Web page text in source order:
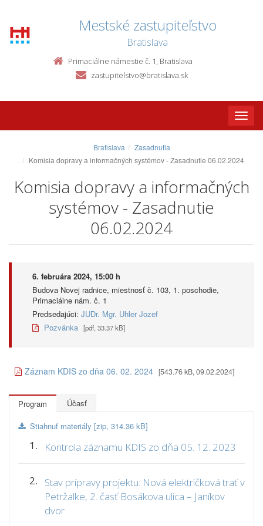
Mestské zastupiteľstvo
Bratislava
Primaciálne námestie č. 1, Bratislava
zastupitelstvo@bratislava.sk
Toggle
Bratislava
Zasadnutia
Komisia dopravy a informačných systémov - Zasadnutie 06.02.2024
Komisia dopravy a informačných
systémov - Zasadnutie
06.02.2024
6. februára 2024, 15:00 h
Budova Novej radnice, miestnosť č. 103, 1. poschodie,
Primaciálne nám. č. 1
Predsedajúci: JUDr. Mgr. Uhler Jozef
Pozvánka [pdf, 33.37 kB]
Záznam KDIS zo dňa 06. 02. 2024 [543.76 kB, 09.02.2024]
Program Účasť
Stiahnuť materiály [zip, 314.36 kB]
1. Kontrola záznamu KDIS zo dňa 05. 12. 2023
2.
Stav prípravy projektu: Nová električková trať v
Petržalke, 2. časť Bosákova ulica – Janíkov
dvor